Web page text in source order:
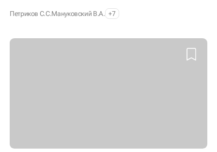
Петриков С.С.Мануковский В.А. +7